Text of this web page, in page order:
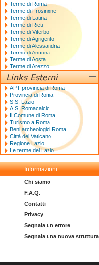
Terme di Roma
Terme di Frosinone
Terme di Latina
Terme di Rieti
Terme di Viterbo
Terme di Agrigento
Terme di Alessandria
Terme di Ancona
Terme di Aosta
Terme di Arezzo
APT provincia di Roma
Provincia di Roma
S.S. Lazio
A.S. Romacalcio
Il Comune di Roma
Turismo a Roma
Beni archeologici Roma
Città del Vaticano
Regione Lazio
Le terme del Lazio
Informazioni
Chi siamo
F.A.Q.
Contatti
Privacy
Segnala un errore
Segnala una nuova struttura